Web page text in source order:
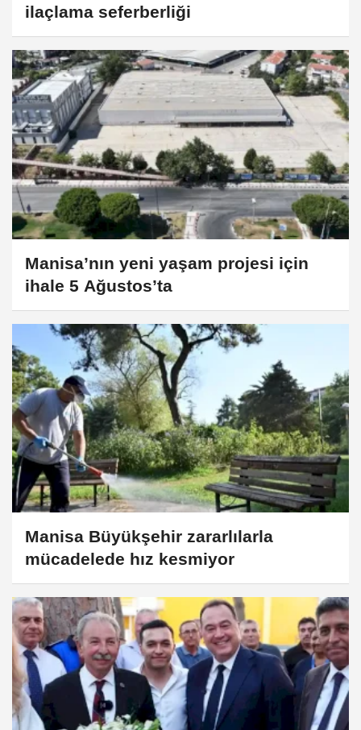
ilaçlama seferberliği
Manisa’nın yeni yaşam projesi için
ihale 5 Ağustos’ta
Manisa Büyükşehir zararlılarla
mücadelede hız kesmiyor